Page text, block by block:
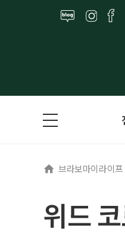
브라보마이라이프
위드